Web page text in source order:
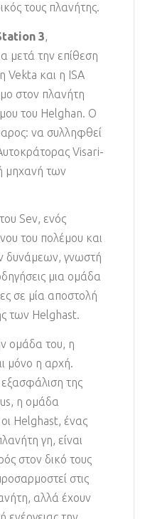
τους πλανήτης.
3,
μετά την επίθεση
Vekta και η ISA
στον πλανήτη
του Helghan. Ο
να συλληφθεί
Visari-
μηχανή των
Sev, ενός
του πολέμου και
δυνάμεων, γνωστή
μια ομάδα
σε μία αποστολή
των Helghast.
ομάδα του, η
μόνο η αρχή.
της
η ομάδα
Helghast, ένας
γη, είναι
στον δικό τους
στις
αλλά έχουν